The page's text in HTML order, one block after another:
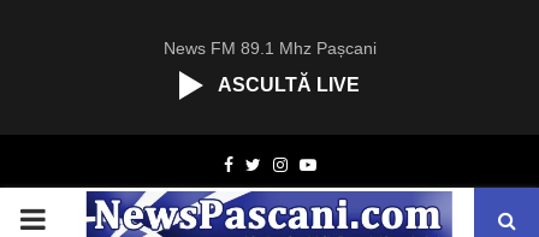
News FM 89.1 Mhz Pașcani
ASCULTĂ LIVE
Facebook
TwitterInstagram
Youtube
PRIMARY